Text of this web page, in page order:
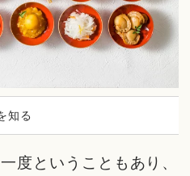
知る
度ということもあり、